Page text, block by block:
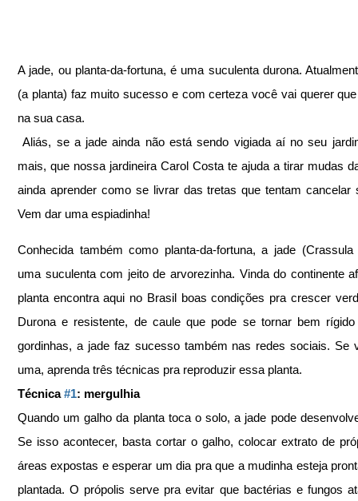
A jade, ou planta-da-fortuna, é uma suculenta durona.
(a planta) faz muito sucesso e com certeza você vai querer
na sua casa.
Aliás, se a jade ainda não está sendo vigiada aí no seu jardim, chega
mais, que nossa jardineira Carol Costa te ajuda a tirar mudas
ainda aprender como se livrar das tretas que tentam cancelar
Vem dar uma espiadinha!
Conhecida também como planta-da-fortuna, a jade
uma suculenta com jeito de arvorezinha. Vinda do continente
planta encontra aqui no Brasil boas condições pra crescer
Durona e resistente, de caule que pode se tornar bem
gordinhas, a jade faz sucesso também nas redes sociais. Se
uma, aprenda três técnicas pra reproduzir essa planta.
Técnica #1: mergulhia
Quando um galho da planta toca o solo, a jade pode
Se isso acontecer, basta cortar o galho, colocar extrato de
áreas expostas e esperar um dia pra que a mudinha esteja
plantada. O própolis serve pra evitar que bactérias e fungos